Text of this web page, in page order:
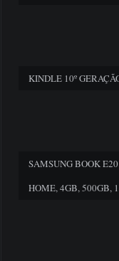
KINDLE 10º
SAMSUNG BOOK
HOME, 4GB, 500GB,